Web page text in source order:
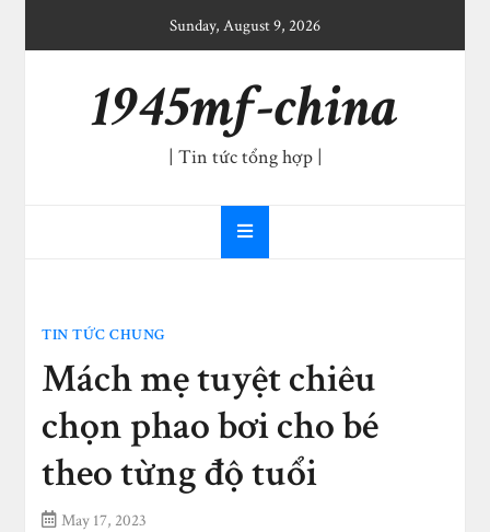
Sunday, August 9, 2026
1945mf-china
| Tin tức tổng hợp |
TIN TỨC CHUNG
Mách mẹ tuyệt chiêu
chọn phao bơi cho bé
theo từng độ tuổi
May 17, 2023